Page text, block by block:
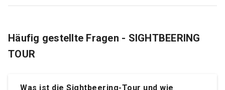
Häufig gestellte Fragen - SIGHTBEERING
TOUR
Was ist die Sightbeering-Tour und wie